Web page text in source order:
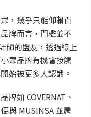
，幾乎只能仰賴百
牌而言，門檻並不
師的盟友，透過線上
眾品牌有機會接觸
始被更多人認識。
牌如 COVERNAT、
與 MUSINSA 並肩